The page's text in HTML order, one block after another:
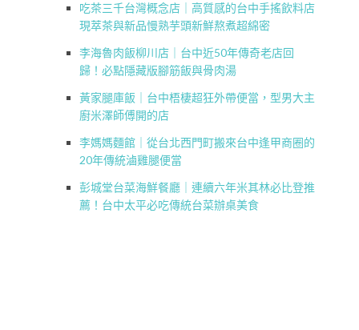
吃茶三千台灣概念店｜高質感的台中手搖飲料店
現萃茶與新品慢熟芋頭新鮮熬煮超綿密
李海魯肉飯柳川店｜台中近50年傳奇老店回
歸！必點隱藏版腳筋飯與骨肉湯
黃家腿庫飯｜台中梧棲超狂外帶便當，型男大主
廚米澤師傅開的店
李媽媽麵館｜從台北西門町搬來台中逢甲商圈的
20年傳統滷雞腿便當
彭城堂台菜海鮮餐廳｜連續六年米其林必比登推
薦！台中太平必吃傳統台菜辦桌美食